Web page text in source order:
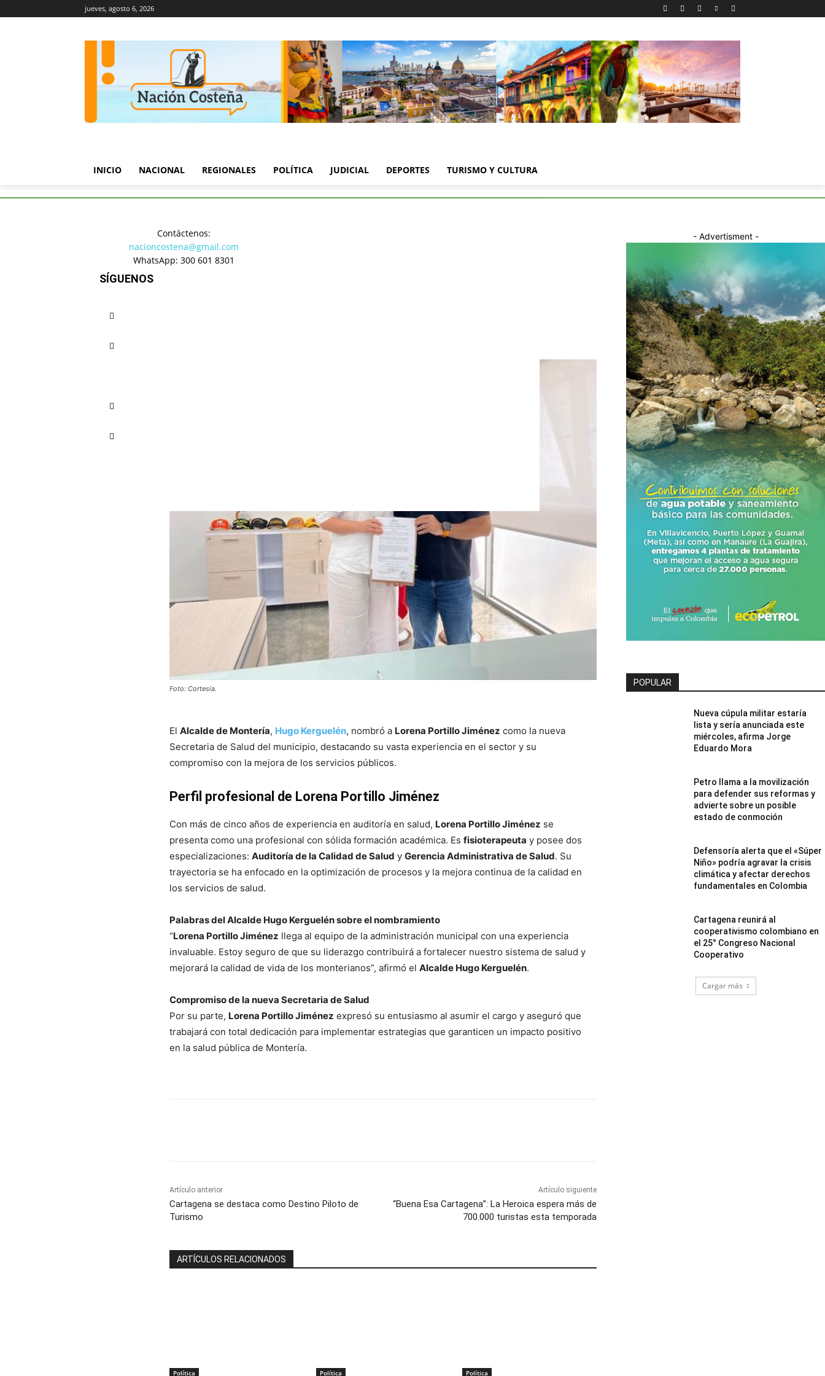
jueves, agosto 6, 2026
INICIO NACIONAL REGIONALES POLÍTICA JUDICIAL DEPORTES TURISMO Y CULTURA
Política
Lorena Portillo nueva Secretaria de
Foto: Cortesía.
El Alcalde de Montería, Hugo Kerguelén, nombró a Lorena Portillo Jiménez como la nueva
Secretaria de Salud del municipio, destacando su vasta experiencia en el sector y su
compromiso con la mejora de los servicios públicos.
Perfil profesional de Lorena Portillo Jiménez
Con más de cinco años de experiencia en auditoría en salud, Lorena Portillo Jiménez se
presenta como una profesional con sólida formación académica. Es fisioterapeuta y posee dos
especializaciones: Auditoría de la Calidad de Salud y Gerencia Administrativa de Salud. Su
trayectoria se ha enfocado en la optimización de procesos y la mejora continua de la calidad en
los servicios de salud.
Palabras del Alcalde Hugo Kerguelén sobre el nombramiento
“Lorena Portillo Jiménez llega al equipo de la administración municipal con una experiencia
invaluable. Estoy seguro de que su liderazgo contribuirá a fortalecer nuestro sistema de salud y
mejorará la calidad de vida de los monterianos”, afirmó el Alcalde Hugo Kerguelén.
Compromiso de la nueva Secretaria de Salud
Por su parte, Lorena Portillo Jiménez expresó su entusiasmo al asumir el cargo y aseguró que
trabajará con total dedicación para implementar estrategias que garanticen un impacto positivo
en la salud pública de Montería.
Artículo anterior
Cartagena se destaca como Destino Piloto de
Turismo
Artículo siguiente
“Buena Esa Cartagena”: La Heroica espera más de
700.000 turistas esta temporada
ARTÍCULOS RELACIONADOS
Política Política Política
- Advertisment -
POPULAR
Nueva cúpula militar estaría
lista y sería anunciada este
miércoles, afirma Jorge
Eduardo Mora
Petro llama a la movilización
para defender sus reformas y
advierte sobre un posible
estado de conmoción
Defensoría alerta que el «Súper
Niño» podría agravar la crisis
climática y afectar derechos
fundamentales en Colombia
Cartagena reunirá al
cooperativismo colombiano en
el 25° Congreso Nacional
Cooperativo
Cargar más
Contáctenos:
nacioncostena@gmail.com
WhatsApp: 300 601 8301
SÍGUENOS